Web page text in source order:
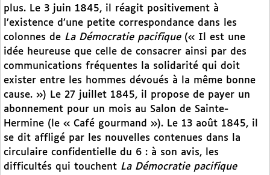
plus. Le 3 juin 1845, il réagit positivement à
l’existence d’une petite correspondance dans les
colonnes de La Démocratie pacifique(« Il est une
idée heureuse que celle de consacrer ainsi par des
communications fréquentes la solidarité qui doit
exister entre les hommes dévoués à la même bonne
cause. ») Le 27 juillet 1845, il propose de payer un
abonnement pour un mois au Salon de Sainte-
Hermine (le « Café gourmand »). Le 13 août 1845, il
se dit affligé par les nouvelles contenues dans la
circulaire confidentielle du 6 : à son avis, les
difficultés qui touchent La Démocratie pacifique